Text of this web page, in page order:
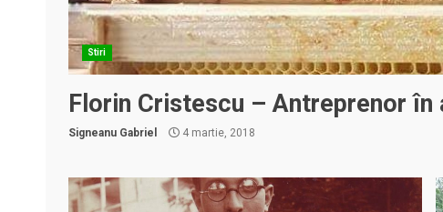
Stiri
Florin Cristescu – Antreprenor în
Signeanu Gabriel 4 martie, 2018